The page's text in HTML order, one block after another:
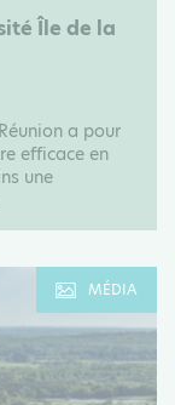
Île de la
a pour
efficace en
une
MÉDIA